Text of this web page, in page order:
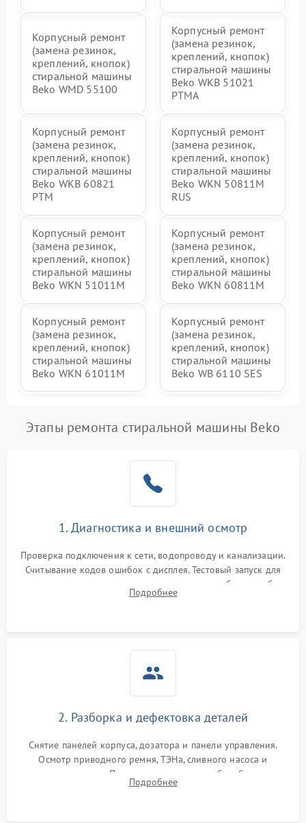
Корпусный ремонт
(замена резинок,
креплений, кнопок)
стиральной машины
Beko WMD 55100
Корпусный ремонт
(замена резинок,
креплений, кнопок)
стиральной машины
Beko WKB 51021
PTМА
Корпусный ремонт
(замена резинок,
креплений, кнопок)
стиральной машины
Beko WKB 60821
PTМ
Корпусный ремонт
(замена резинок,
креплений, кнопок)
стиральной машины
Beko WKN 50811M
RUS
Корпусный ремонт
(замена резинок,
креплений, кнопок)
стиральной машины
Beko WKN 51011M
Корпусный ремонт
(замена резинок,
креплений, кнопок)
стиральной машины
Beko WKN 60811M
Корпусный ремонт
(замена резинок,
креплений, кнопок)
стиральной машины
Beko WKN 61011M
Корпусный ремонт
(замена резинок,
креплений, кнопок)
стиральной машины
Beko WB 6110 SES
Этапы ремонта стиральной машины Beko
1. Диагностика и внешний осмотр
Проверка подключения к сети, водопроводу и канализации.
Считывание кодов ошибок с дисплея. Тестовый запуск для
выявления посторонних шумов, протечек или сбоев в работе
электронного модуля управления.
Подробнее
2. Разборка и дефектовка деталей
Снятие панелей корпуса, дозатора и панели управления.
Осмотр приводного ремня, ТЭНа, сливного насоса и
амортизаторов. Проверка подшипников барабана и
крестовины на износ, а манжеты люка на разрывы.
Подробнее